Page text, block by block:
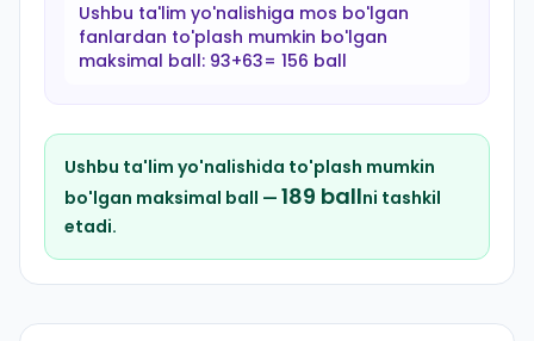
Ushbu ta'lim yo'nalishiga mos bo'lgan
fanlardan to'plash mumkin bo'lgan
maksimal ball: 93+63= 156 ball
Ushbu ta'lim yo'nalishida to'plash mumkin
bo'lgan maksimal ball — 189 ballni tashkil
etadi.